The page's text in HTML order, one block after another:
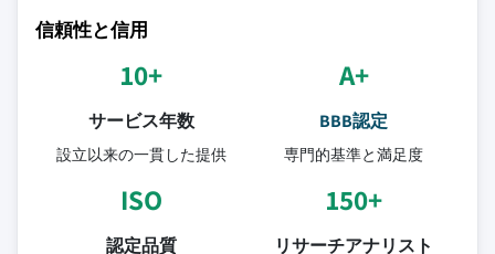
信頼性と信用
10+
サービス年数
設立以来の一貫した提供
A+
BBB認定
専門的基準と満足度
ISO
認定品質
150+
リサーチアナリスト